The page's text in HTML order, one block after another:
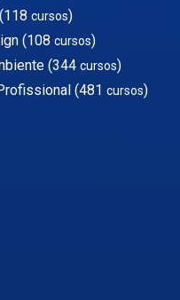
cursos)
(108 cursos)
(344 cursos)
(481 cursos)